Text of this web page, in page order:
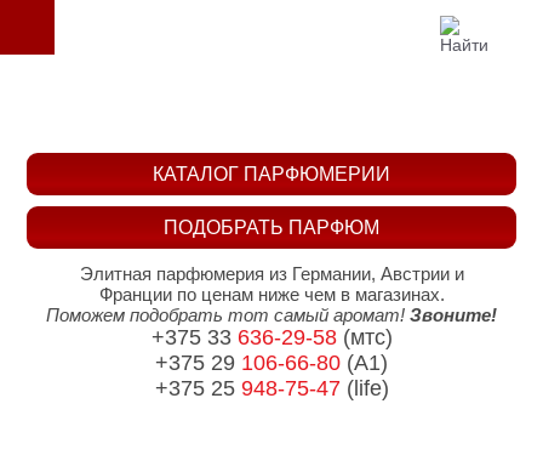
ПОДОБРАТЬ ПАРФЮМ
КАТАЛОГ ПАРФЮМЕРИИ
Элитная парфюмерия из Германии, Австрии и
Франции по ценам ниже чем в магазинах.
Поможем подобрать тот самый аромат! Звоните!
+375 33 636-29-58(мтс)
+375 29 106-66-80 (A1)
+375 25 948-75-47(life)